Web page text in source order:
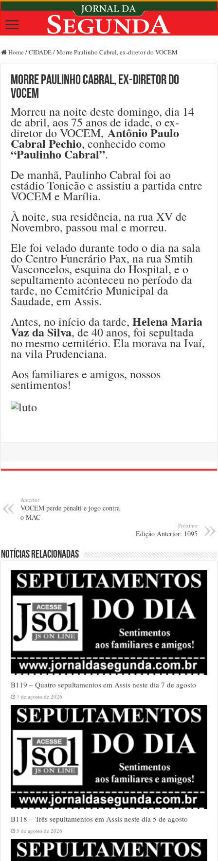
Home /CIDADE/Morre Paulinho Cabral, ex-diretor do VOCEM
Morre Paulinho Cabral, ex-diretor do
VOCEM
Morreu na noite deste domingo, dia 14
de abril, aos 75 anos de idade, o ex-
diretor do VOCEM,Antônio Paulo
Cabral Pechio, conhecido como
“Paulinho Cabral”.
De manhã, Paulinho Cabral foi ao
estádio Tonicão e assistiu a partida entre
VOCEM e Marília.
À noite, sua residência, na rua XV de
Novembro, passou mal e morreu.
Ele foi velado durante todo o dia na sala
do Centro Funerário Pax, na rua Smtih
Vasconcelos, esquina do Hospital, e o
sepultamento aconteceu no período da
tarde, no Cemitério Municipal da
Saudade, em Assis.
Antes, no início da tarde,Helena Maria
Vaz da Silva, de 40 anos, foi sepultada
no mesmo cemitério. Ela morava na Ivaí,
na vila Prudenciana.
Aos familiares e amigos, nossos
sentimentos!
Anterior
VOCEM perde pênalti e jogo contra
o MAC
Próximo
Edição Anterior: 1095
Notícias relacionadas
B119 – Quatro sepultamentos em Assis neste dia 7 de agosto
7 de agosto de 2026
B118 – Três sepultamentos em Assis neste dia 5 de agosto
5 de agosto de 2026